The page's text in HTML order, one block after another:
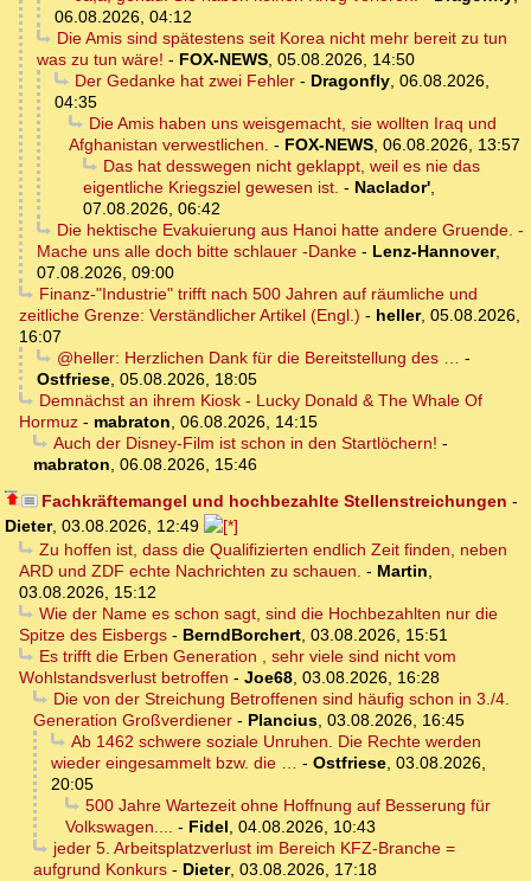
06.08.2026, 04:12
Die Amis sind spätestens seit Korea nicht mehr bereit zu tun
was zu tun wäre! - FOX-NEWS, 05.08.2026, 14:50
Der Gedanke hat zwei Fehler- Dragonfly, 06.08.2026,
04:35
Die Amis haben uns weisgemacht, sie wollten Iraq und
Afghanistan verwestlichen. - FOX-NEWS, 06.08.2026, 13:57
Das hat desswegen nicht geklappt, weil es nie das
eigentliche Kriegsziel gewesen ist. - Naclador',
07.08.2026, 06:42
Die hektische Evakuierung aus Hanoi hatte andere Gruende. -
Mache uns alle doch bitte schlauer -Danke - Lenz-Hannover,
07.08.2026, 09:00
Finanz-"Industrie" trifft nach 500 Jahren auf räumliche und
zeitliche Grenze: Verständlicher Artikel (Engl.) - heller, 05.08.2026,
16:07
@heller: Herzlichen Dank für die Bereitstellung des … -
Ostfriese, 05.08.2026, 18:05
Demnächst an ihrem Kiosk - Lucky Donald & The Whale Of
Hormuz - mabraton, 06.08.2026, 14:15
Auch der Disney-Film ist schon in den Startlöchern! -
mabraton, 06.08.2026, 15:46
Fachkräftemangel und hochbezahlte Stellenstreichungen -
Dieter, 03.08.2026, 12:49
Zu hoffen ist, dass die Qualifizierten endlich Zeit finden, neben
ARD und ZDF echte Nachrichten zu schauen. - Martin,
03.08.2026, 15:12
Wie der Name es schon sagt, sind die Hochbezahlten nur die
Spitze des Eisbergs - BerndBorchert, 03.08.2026, 15:51
Es trifft die Erben Generation , sehr viele sind nicht vom
Wohlstandsverlust betroffen - Joe68, 03.08.2026, 16:28
Die von der Streichung Betroffenen sind häufig schon in 3./4.
Generation Großverdiener - Plancius, 03.08.2026, 16:45
Ab 1462 schwere soziale Unruhen. Die Rechte werden
wieder eingesammelt bzw. die … - Ostfriese, 03.08.2026,
20:05
500 Jahre Wartezeit ohne Hoffnung auf Besserung für
Volkswagen.... - Fidel, 04.08.2026, 10:43
jeder 5. Arbeitsplatzverlust im Bereich KFZ-Branche =
aufgrund Konkurs - Dieter, 03.08.2026, 17:18